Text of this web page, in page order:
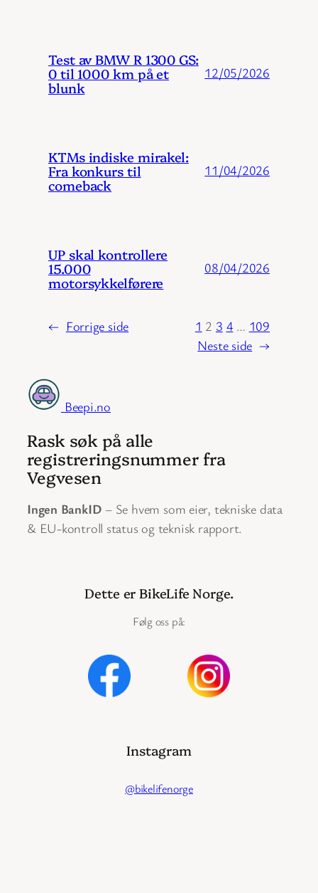
Test av BMW R 1300 GS:
0 til 1000 km på et
blunk
12/05/2026
KTMs indiske mirakel:
Fra konkurs til
comeback
11/04/2026
UP skal kontrollere
15.000
motorsykkelførere
08/04/2026
← Forrige side 1 2 3 4 … 109
Neste side →
Beepi.no
Rask søk på alle
registreringsnummer fra
Vegvesen
Ingen BankID – Se hvem som eier, tekniske data
& EU-kontroll status og teknisk rapport.
Dette er BikeLife Norge.
Følg oss på:
Instagram
@bikelifenorge